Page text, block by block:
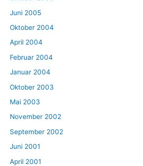
Juni 2005
Oktober 2004
April 2004
Februar 2004
Januar 2004
Oktober 2003
Mai 2003
November 2002
September 2002
Juni 2001
April 2001